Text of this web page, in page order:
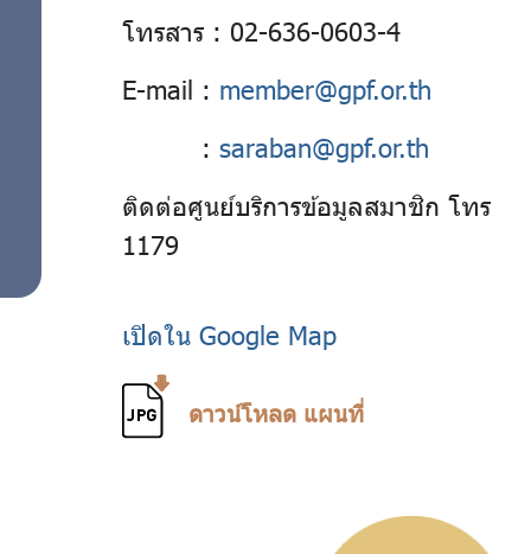
โทรสาร : 02-636-0603-4
E-mail : member@gpf.or.th
: saraban@gpf.or.th
ติดต่อศูนย์บริการข้อมูลสมาชิก โทร
1179
เปิดใน Google Map / Open Google
เปิดใน Google Map
ดาวน์โหลด แผนที่ / Download
ดาวน์โหลด แผนที่